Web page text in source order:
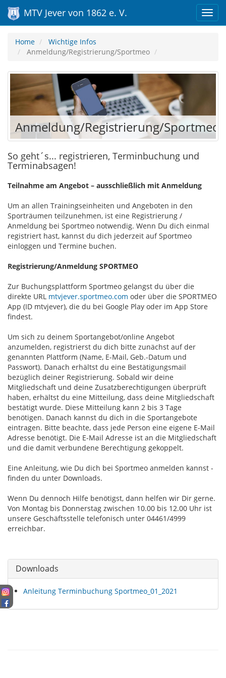
MTV Jever von 1862 e. V.
Home
Wichtige Infos
Anmeldung/Registrierung/Sportmeo
Anmeldung/Registrierung/Sportmeo
So geht´s... registrieren, Terminbuchung und
Terminabsagen!
Teilnahme am Angebot – ausschließlich mit Anmeldung
Um an allen Trainingseinheiten und Angeboten in den
Sporträumen teilzunehmen, ist eine Registrierung /
Anmeldung bei Sportmeo notwendig. Wenn Du dich einmal
registriert hast, kannst du dich jederzeit auf Sportmeo
einloggen und Termine buchen.
Registrierung/Anmeldung SPORTMEO
Zur Buchungsplattform Sportmeo gelangst du über die
direkte URL mtvjever.sportmeo.com oder über die SPORTMEO
App (ID mtvjever), die du bei Google Play oder im App Store
findest.
Um sich zu deinem Sportangebot/online Angebot
anzumelden, registrierst du dich bitte zunächst auf der
genannten Plattform (Name, E-Mail, Geb.-Datum und
Passwort). Danach erhältst du eine Bestätigungsmail
bezüglich deiner Registrierung. Sobald wir deine
Mitgliedschaft und deine Zusatzberechtigungen überprüft
haben, erhältst du eine Mitteilung, dass deine Mitgliedschaft
bestätigt wurde. Diese Mitteilung kann 2 bis 3 Tage
benötigen. Danach kannst du dich in die Sportangebote
eintragen. Bitte beachte, dass jede Person eine eigene E-Mail
Adresse benötigt. Die E-Mail Adresse ist an die Mitgliedschaft
und die damit verbundene Berechtigung gekoppelt.
Eine Anleitung, wie Du dich bei Sportmeo anmelden kannst -
finden du unter Downloads.
Wenn Du dennoch Hilfe benötigst, dann helfen wir Dir gerne.
Von Montag bis Donnerstag zwischen 10.00 bis 12.00 Uhr ist
unsere Geschäftsstelle telefonisch unter 04461/4999
erreichbar.
Downloads
Anleitung Terminbuchung Sportmeo_01_2021